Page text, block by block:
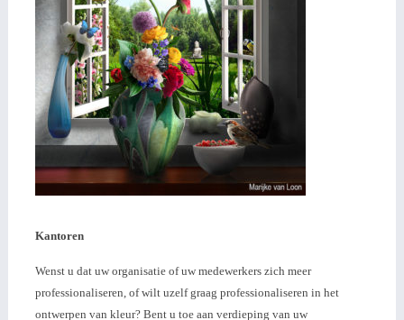
Kantoren
Wenst u dat uw organisatie of uw medewerkers zich meer
professionaliseren, of wilt uzelf graag professionaliseren in het
ontwerpen van kleur? Bent u toe aan verdieping van uw